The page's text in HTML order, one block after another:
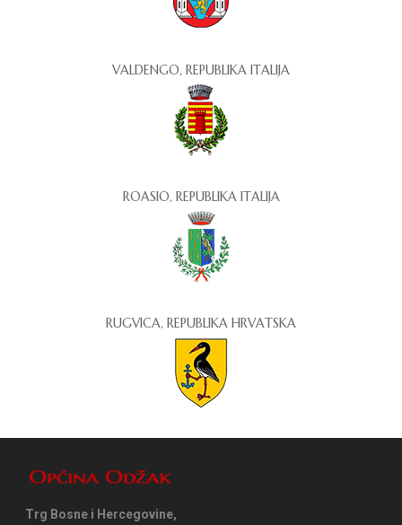
VALDENGO, REPUBLIKA ITALIJA
ROASIO, REPUBLIKA ITALIJA
RUGVICA, REPUBLIKA HRVATSKA
Trg Bosne i Hercegovine,